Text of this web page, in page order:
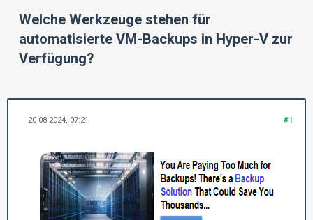
Welche Werkzeuge stehen für
automatisierte VM-Backups in Hyper-V zur
Verfügung?
#1
20-08-2024, 07:21